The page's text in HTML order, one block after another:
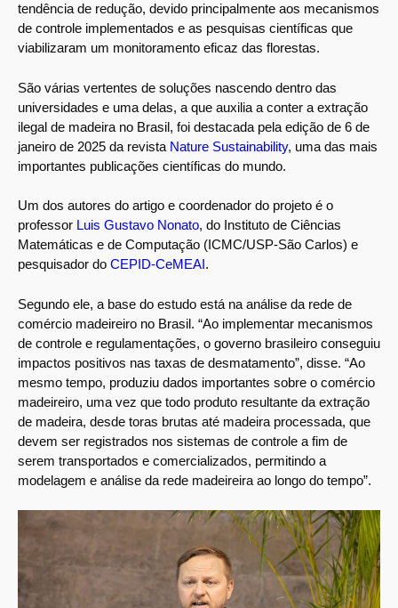
tendência de redução, devido principalmente aos mecanismos
de controle implementados e as pesquisas científicas que
viabilizaram um monitoramento eficaz das florestas.
São várias vertentes de soluções nascendo dentro das
universidades e uma delas, a que auxilia a conter a extração
ilegal de madeira no Brasil, foi destacada pela edição de 6 de
janeiro de 2025 da revista Nature Sustainability, uma das mais
importantes publicações científicas do mundo.
Um dos autores do artigo e coordenador do projeto é o
professor Luis Gustavo Nonato, do Instituto de Ciências
Matemáticas e de Computação (ICMC/USP-São Carlos) e
pesquisador do CEPID-CeMEAI.
Segundo ele, a base do estudo está na análise da rede de
comércio madeireiro no Brasil. “Ao implementar mecanismos
de controle e regulamentações, o governo brasileiro conseguiu
impactos positivos nas taxas de desmatamento”, disse. “Ao
mesmo tempo, produziu dados importantes sobre o comércio
madeireiro, uma vez que todo produto resultante da extração
de madeira, desde toras brutas até madeira processada, que
devem ser registrados nos sistemas de controle a fim de
serem transportados e comercializados, permitindo a
modelagem e análise da rede madeireira ao longo do tempo”.